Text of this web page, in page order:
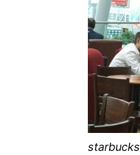
starbucks